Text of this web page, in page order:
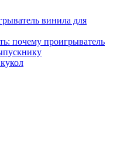
винила для
почему проигрыватель